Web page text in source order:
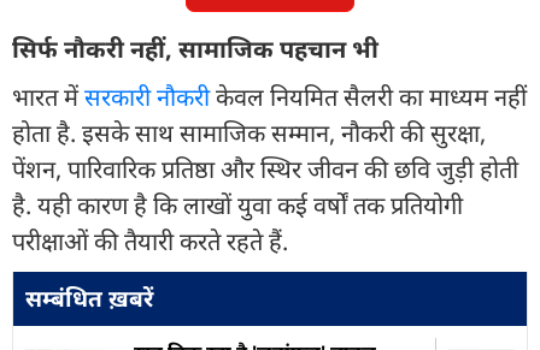
सिर्फ नौकरी नहीं, सामाजिक पहचान भी
भारत मेंसरकारी नौकरीकेवल नियमित सैलरी का माध्यम नहीं
होता है. इसके साथ सामाजिक सम्मान, नौकरी की सुरक्षा,
पेंशन, पारिवारिक प्रतिष्ठा और स्थिर जीवन की छवि जुड़ी होती
है. यही कारण है कि लाखों युवा कई वर्षों तक प्रतियोगी
परीक्षाओं की तैयारी करते रहते हैं.
सम्बंधित ख़बरें